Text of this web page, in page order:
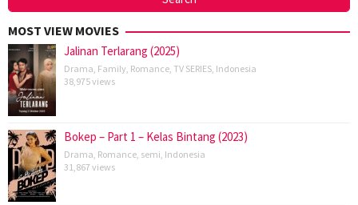
MOST VIEW MOVIES
Jalinan Terlarang (2025)
Drama Family Romance TV SERIES Indonesia
38,975 views
Bokep – Part 1 – Kelas Bintang (2023)
Drama Romance semi Indonesia
31,867 views